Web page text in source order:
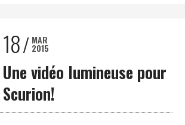
18 MAR
2015
Une vidéo lumineuse pour
Scurion!